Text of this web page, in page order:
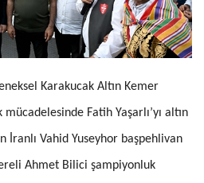
Karakucak Altın Kemer
Fatih Yaşarlı’yı altın
İranlı Vahid Yuseyhor başpehlivan
Ahmet Bilici şampiyonluk